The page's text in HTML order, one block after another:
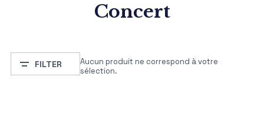
Concert
FILTER
Aucun produit ne correspond à votre
sélection.